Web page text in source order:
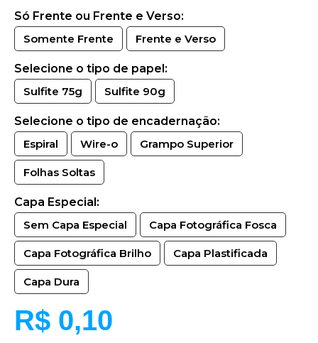
Só Frente ou Frente e Verso:
Somente Frente
Frente e Verso
Selecione o tipo de papel:
Sulfite 75g
Sulfite 90g
Selecione o tipo de encadernação:
Espiral
Wire-o Grampo Superior
Folhas Soltas
Capa Especial:
Sem Capa Especial
Capa Fotográfica Fosca
Capa Fotográfica Brilho Capa Plastificada
Capa Dura
R$ 0,10